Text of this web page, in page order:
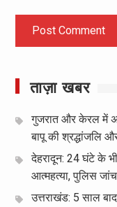
ताज़ा खबर
गुजरात और केरल में
बापू की श्रद्धांजलि
देहरादून: 24 घंटे के
आत्महत्या, पुलिस
उत्तराखंड: 5 साल